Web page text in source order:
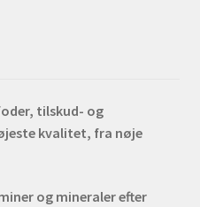
tilskud- og
kvalitet, fra nøje
og mineraler efter